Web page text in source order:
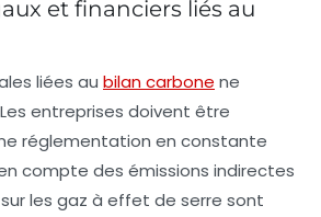
et financiers liés au
liées au bilan carbone ne
entreprises doivent être
réglementation en constante
compte des émissions indirectes
les gaz à effet de serre sont